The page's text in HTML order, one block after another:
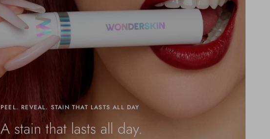
PEEL. REVEAL. STAIN THAT LASTS ALL DAY
A stain that lasts all day.